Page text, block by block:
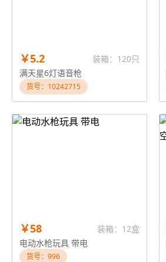
￥5.2
装箱：120只
满天星6灯语音枪
货号：10242715
￥58
装箱：12盒
电动水枪玩具 带电
货号：996